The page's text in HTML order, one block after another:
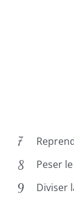
Peser
Diviser